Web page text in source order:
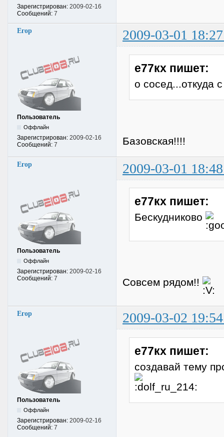
Зарегистрирован: 2009-02-16
Сообщений: 7
Егор 2009-03-01
Пользователь
Оффлайн
Зарегистрирован: 2009-02-16
Сообщений: 7
е77кх пишет:
о сосед...откуда
Базовская!!!!
Егор 2009-03-01
Пользователь
Оффлайн
Зарегистрирован: 2009-02-16
Сообщений: 7
е77кх пишет:
Бескудниково
Совсем рядом!!
Егор 2009-03-02
Пользователь
Оффлайн
Зарегистрирован: 2009-02-16
Сообщений: 7
е77кх пишет:
создавай тему